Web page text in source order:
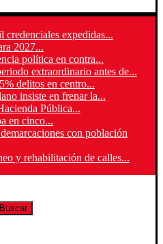
credenciales expedidas...
2027...
política en contra...
extraordinario antes de...
delitos en centro...
insiste en frenar la...
Pública...
en cinco...
con población
y rehabilitación de calles...
Buscar